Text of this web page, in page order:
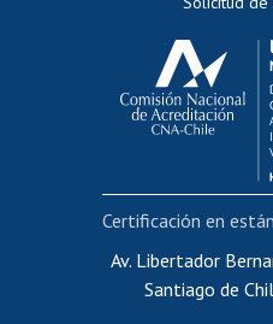
Cursos
Bienestar
Portal de
Certificado de
Av. Libertador
Santiago de
Certificación en